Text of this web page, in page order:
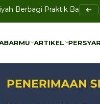
Menjadi Ruang
ARTIKEL